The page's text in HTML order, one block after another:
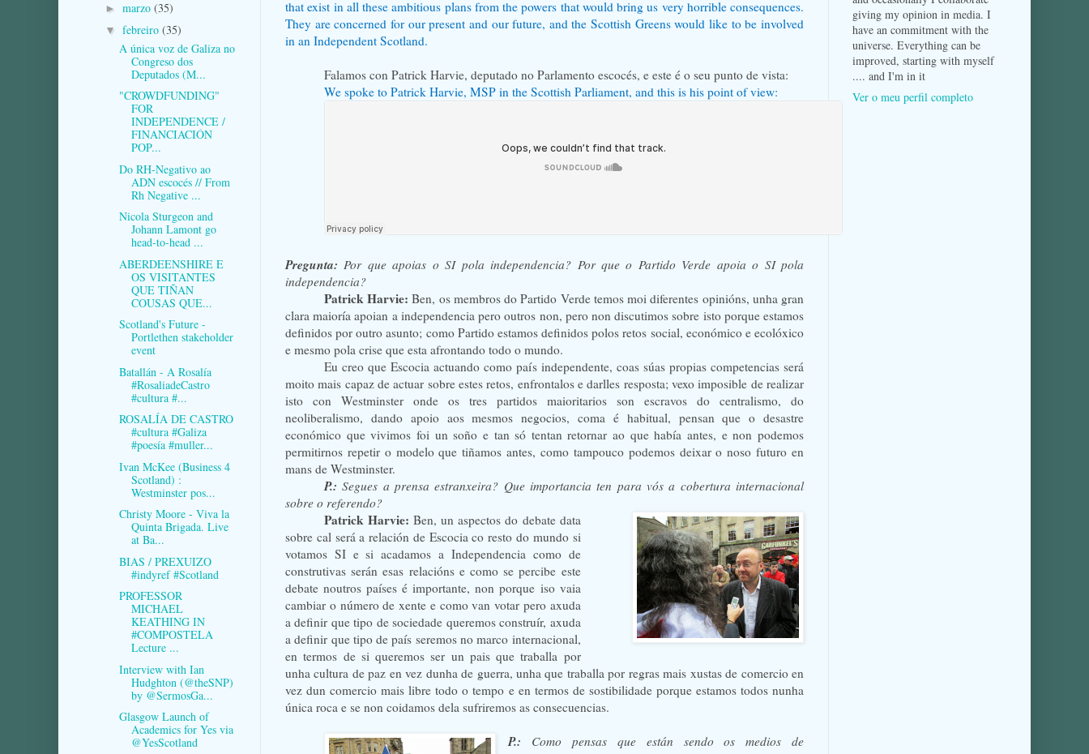
that exist in all these ambitious plans from the powers that would bring us very horrible consequences.
They are concerned for our present and our future, and the Scottish Greens would like to be involved
in an Independent Scotland.
Falamos con Patrick Harvie, deputado no Parlamento escocés, e este é o seu punto de vista:
We spoke to Patrick Harvie, MSP in the Scottish Parliament, and this is his point of view:
Pregunta: Por que apoias o SI pola independencia? Por que o Partido Verde apoia o SI pola
independencia?
Patrick Harvie: Ben, os membros do Partido Verde temos moi diferentes opinións, unha gran
clara maioría apoian a independencia pero outros non, pero non discutimos sobre isto porque estamos
definidos por outro asunto; como Partido estamos definidos polos retos social, económico e ecolóxico
e mesmo pola crise que esta afrontando todo o mundo.
Eu creo que Escocia actuando como país independente, coas súas propias competencias será
moito mais capaz de actuar sobre estes retos, enfrontalos e darlles resposta; vexo imposible de realizar
isto con Westminster onde os tres partidos maioritarios son escravos do centralismo, do
neoliberalismo, dando apoio aos mesmos negocios, coma é habitual, pensan que o desastre
económico que vivimos foi un soño e tan só tentan retornar ao que había antes, e non podemos
permitirnos repetir o modelo que tiñamos antes, como tampouco podemos deixar o noso futuro en
mans de Westminster.
P.:Segues a prensa estranxeira? Que importancia ten para vós a cobertura internacional
sobre o referendo?
Patrick Harvie:Ben, un aspectos do debate data
sobre cal será a relación de Escocia co resto do mundo si
votamos SI e si acadamos a Independencia como de
construtivas serán esas relacións e como se percibe este
debate noutros países é importante, non porque iso vaia
cambiar o número de xente e como van votar pero axuda
a definir que tipo de sociedade queremos construír, axuda
a definir que tipo de país seremos no marco internacional,
en termos de si queremos ser un pais que traballa por
unha cultura de paz en vez dunha de guerra, unha que traballa por regras mais xustas de comercio en
vez dun comercio mais libre todo o tempo e en termos de sostibilidade porque estamos todos nunha
única roca e se non coidamos dela sufriremos as consecuencias.
P.: Como pensas que están sendo os medios de
► marzo (35)
▼ febreiro (35)
A única voz de Galiza no
Congreso dos
Deputados (M...
"CROWDFUNDING"
FOR
INDEPENDENCE /
FINANCIACIÓN
POP...
Do RH-Negativo ao
ADN escocés // From
Rh Negative ...
Nicola Sturgeon and
Johann Lamont go
head-to-head ...
ABERDEENSHIRE E
OS VISITANTES
QUE TIÑAN
COUSAS QUE...
Scotland's Future -
Portlethen stakeholder
event
Batallán - A Rosalía
#RosaliadeCastro
#cultura #...
ROSALÍA DE CASTRO
#cultura #Galiza
#poesía #muller...
Ivan McKee (Business 4
Scotland) :
Westminster pos...
Christy Moore - Viva la
Quinta Brigada. Live
at Ba...
BIAS / PREXUIZO
#indyref #Scotland
PROFESSOR
MICHAEL
KEATHING IN
#COMPOSTELA
Lecture ...
Interview with Ian
Hudghton (@theSNP)
by @SermosGa...
Glasgow Launch of
Academics for Yes via
@YesScotland
giving my opinion in media. I
have an commitment with the
universe. Everything can be
improved, starting with myself
.... and I'm in it
Ver o meu perfil completo